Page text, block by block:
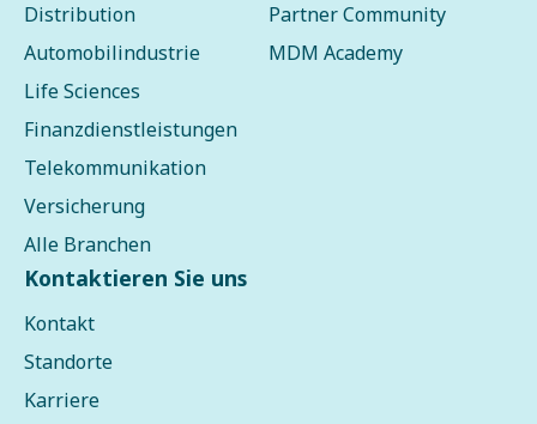
Distribution
Automobilindustrie
Life Sciences
Finanzdienstleistungen
Telekommunikation
Versicherung
Alle Branchen
Partner Community
MDM Academy
Kontaktieren Sie uns
Kontakt
Standorte
Karriere